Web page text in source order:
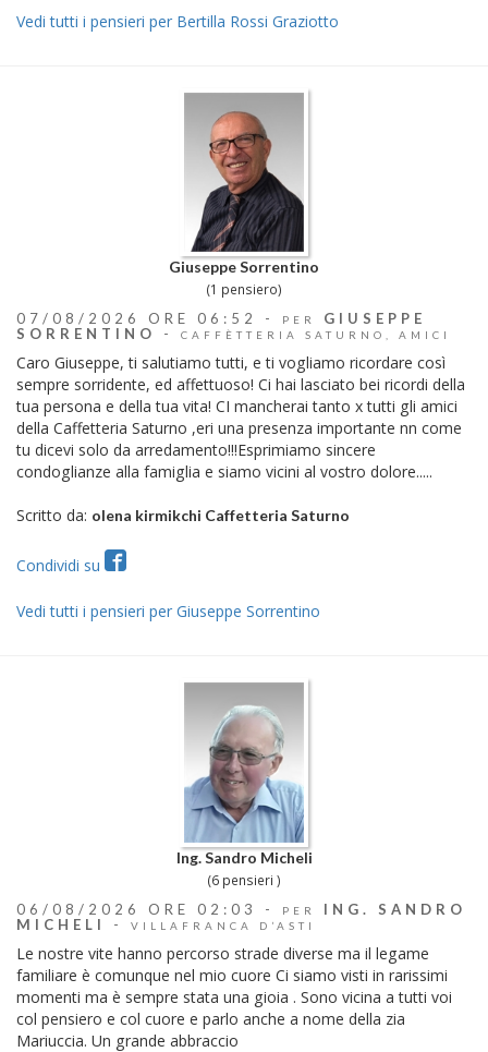
Vedi tutti i pensieri per Bertilla Rossi Graziotto
Giuseppe Sorrentino
(1 pensiero)
07/08/2026 ORE 06:52 - PER
GIUSEPPE
SORRENTINO
- CAFFÈTTERIA SATURNO, AMICI
Caro Giuseppe, ti salutiamo tutti, e ti vogliamo ricordare così
sempre sorridente, ed affettuoso! Ci hai lasciato bei ricordi della
tua persona e della tua vita! CI mancherai tanto x tutti gli amici
della Caffetteria Saturno ,eri una presenza importante nn come
tu dicevi solo da arredamento!!!Esprimiamo sincere
condoglianze alla famiglia e siamo vicini al vostro dolore.....
Scritto da: olena kirmikchi Caffetteria Saturno
Condividi su
Vedi tutti i pensieri per Giuseppe Sorrentino
Ing. Sandro Micheli
(6 pensieri )
06/08/2026 ORE 02:03 - PER
ING. SANDRO
MICHELI
- VILLAFRANCA D’ASTI
Le nostre vite hanno percorso strade diverse ma il legame
familiare è comunque nel mio cuore Ci siamo visti in rarissimi
momenti ma è sempre stata una gioia . Sono vicina a tutti voi
col pensiero e col cuore e parlo anche a nome della zia
Mariuccia. Un grande abbraccio